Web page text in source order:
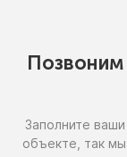
Позвоним
Заполните
объекте, так